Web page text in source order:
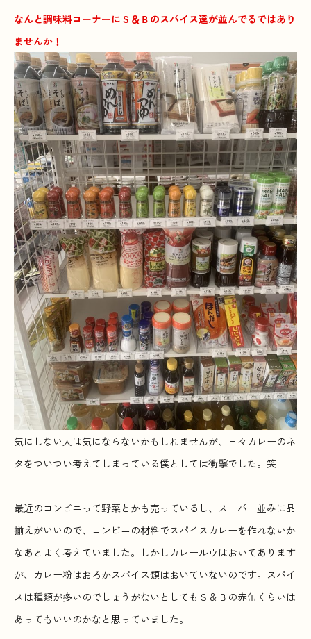
なんと調味料コーナーにＳ＆Ｂのスパイス達が並んでるではあり
ませんか！
気にしない人は気にならないかもしれませんが、日々カレーのネ
タをついつい考えてしまっている僕としては衝撃でした。笑
最近のコンビニって野菜とかも売っているし、スーパー並みに品
揃えがいいので、コンビニの材料でスパイスカレーを作れないか
なあとよく考えていました。しかしカレールウはおいてあります
が、カレー粉はおろかスパイス類はおいていないのです。スパイ
スは種類が多いのでしょうがないとしてもＳ＆Ｂの赤缶くらいは
あってもいいのかなと思っていました。